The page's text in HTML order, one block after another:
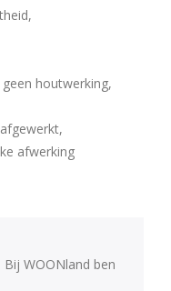
houtwerking,
afwerking
WOONland ben